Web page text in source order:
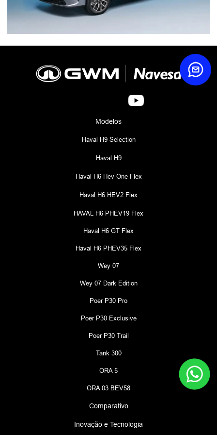
Modelos
Haval H9 Selection
Haval H9
Haval H6 Hev One Flex
Haval H6 HEV2 Flex
HAVAL H6 PHEV19 Flex
Haval H6 GT Flex
Haval H6 PHEV35 Flex
Wey 07
Wey 07 Dark Edition
Poer P30 Pro
Poer P30 Exclusive
Poer P30 Trail
Tank 300
ORA 5
ORA 03 BEV58
Comparativo
Inovação e Tecnologia